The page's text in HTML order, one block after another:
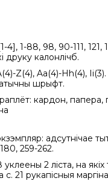
4], 1-88, 98, 90-111, 121,
друку калонлічб.
Z(4), Aa(4)-Hh(4),
шрыфт.
кардон, папера,
адсутнічае
259-262.
уклеены 2 ліста, на
21 рукапісныя